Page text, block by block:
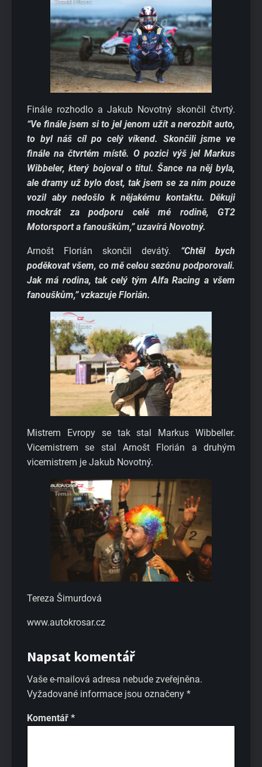
Finále rozhodlo a Jakub Novotný skončil čtvrtý.
“Ve finále jsem si to jel jenom užít a nerozbít auto,
to byl náš cíl po celý víkend. Skončili jsme ve
finále na čtvrtém místě. O pozici výš jel Markus
Wibbeler, který bojoval o titul. Šance na něj byla,
ale dramy už bylo dost, tak jsem se za ním pouze
vozil aby nedošlo k nějakému kontaktu. Děkuji
mockrát za podporu celé mé rodině, GT2
Motorsport a fanouškům,” uzavírá Novotný.
Arnošt Florián skončil devátý. “Chtěl bych
poděkovat všem, co mě celou sezónu podporovali.
Jak má rodina, tak celý tým Alfa Racing a všem
fanouškům,” vzkazuje Florián.
Mistrem Evropy se tak stal Markus Wibbeller.
Vicemistrem se stal Arnošt Florián a druhým
vicemistrem je Jakub Novotný.
Tereza Šimurdová
www.autokrosar.cz
Napsat komentář
Vaše e-mailová adresa nebude zveřejněna.
Vyžadované informace jsou označeny *
Komentář *